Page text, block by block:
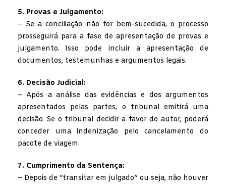
5. Provas e Julgamento:
– Se a conciliação não for bem-sucedida, o processo
prosseguirá para a fase de apresentação de provas e
julgamento. Isso pode incluir a apresentação de
documentos, testemunhas e argumentos legais.
6. Decisão Judicial:
– Após a análise das evidências e dos argumentos
apresentados pelas partes, o tribunal emitirá uma
decisão. Se o tribunal decidir a favor do autor, poderá
conceder uma indenização pelo cancelamento do
pacote de viagem.
7. Cumprimento da Sentença:
– Depois de “transitar em julgado” ou seja, não houver